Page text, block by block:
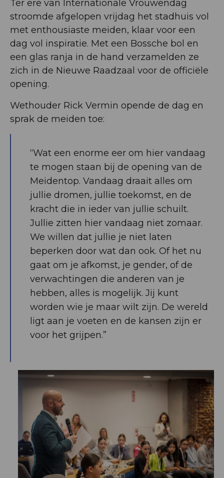
Ter ere van Internationale Vrouwendag
stroomde afgelopen vrijdag het stadhuis vol
met enthousiaste meiden, klaar voor een
dag vol inspiratie. Met een Bossche bol en
een glas ranja in de hand verzamelden ze
zich in de Nieuwe Raadzaal voor de officiële
opening.
Wethouder Rick Vermin opende de dag en
sprak de meiden toe:
“Wat een enorme eer om hier vandaag
te mogen staan bij de opening van de
Meidentop. Vandaag draait alles om
jullie dromen, jullie toekomst, en de
kracht die in ieder van jullie schuilt.
Jullie zitten hier vandaag niet zomaar.
We willen dat jullie je niet laten
beperken door wat dan ook. Of het nu
gaat om je afkomst, je gender, of de
verwachtingen die anderen van je
hebben, alles is mogelijk. Jij kunt
worden wie je maar wilt zijn. De wereld
ligt aan je voeten en de kansen zijn er
voor het grijpen.”